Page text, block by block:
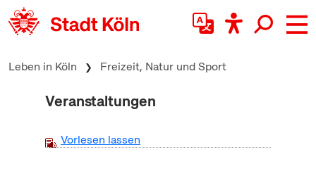
zum Inhalt springen
Leben in Köln Freizeit, Natur und Sport
Veranstaltungen
Vorlesen lassen